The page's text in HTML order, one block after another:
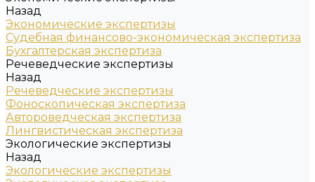
Назад
Экономические экспертизы
Судебная финансово-экономическая экспертиза
Бухгалтерская экспертиза
Речеведческие экспертизы
Назад
Речеведческие экспертизы
Фоноскопическая экспертиза
Автороведческая экспертиза
Лингвистическая экспертиза
Экологические экспертизы
Назад
Экологические экспертизы